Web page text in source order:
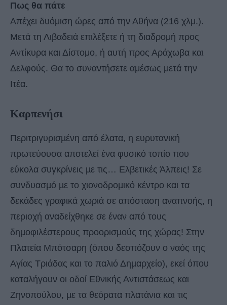
Πως θα πάτε
Απέχει δυόμιση ώρες από την Αθήνα (216 χλμ.).
Μετά τη Λιβαδειά επιλέξετε ή τη διαδρομή προς
Αντίκυρα και Δίστομο, ή αυτή προς Αράχωβα και
Δελφούς. Θα το συναντήσετε αμέσως μετά την
Ιτέα.
Καρπενήσι
Περιτριγυρισµένη από έλατα, η ευρυτανική
πρωτεύουσα αποτελεί ένα φυσικό τοπίο που
εύκολα συγκρίνεις µε τις… Ελβετικές Άλπεις! Σε
συνδυασµό µε το χιονοδροµικό κέντρο και τα
δεκάδες γραφικά χωριά σε απόσταση αναπνοής, η
περιοχή αναδείχθηκε σε έναν από τους
δηµοφιλέστερους προορισµούς της χώρας! Στην
Πλατεία Μπότσαρη (όπου δεσπόζουν ο ναός της
Αγίας Τριάδας και το παλιό Δηµαρχείο), εκεί όπου
καταλήγουν οι οδοί Εθνικής Αντιστάσεως και
Ζηνοπούλου, µε τα θεόρατα πλατάνια και τις